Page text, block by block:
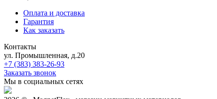
Оплата и доставка
Гарантия
Как заказать
Контакты
ул. Промышленная, д.20
+7 (383) 383-26-93
Заказать звонок
Мы в социальных сетях